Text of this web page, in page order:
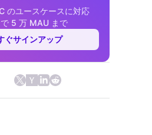
のユースケースに対応
5 万 MAU まで
ぐサインアップ